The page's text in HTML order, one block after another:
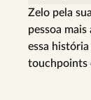
Zelo pela
pessoa
essa
touchpoints